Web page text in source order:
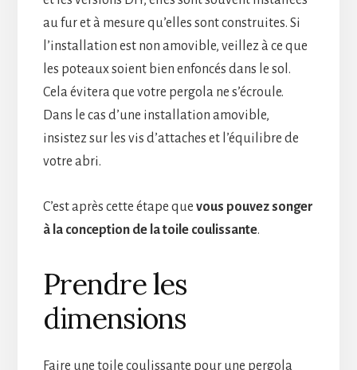
au fur et à mesure qu’elles sont construites. Si
l’installation est non amovible, veillez à ce que
les poteaux soient bien enfoncés dans le sol.
Cela évitera que votre pergola ne s’écroule.
Dans le cas d’une installation amovible,
insistez sur les vis d’attaches et l’équilibre de
votre abri.
C’est après cette étape que vous pouvez songer
à la conception de la toile coulissante.
Prendre les
dimensions
Faire une toile coulissante pour une pergola